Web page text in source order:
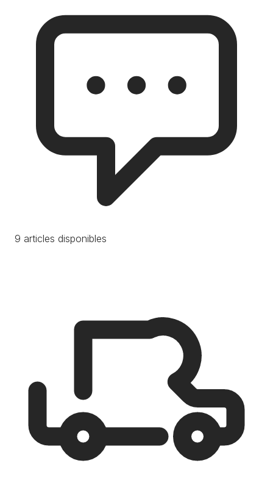
9 articles disponibles